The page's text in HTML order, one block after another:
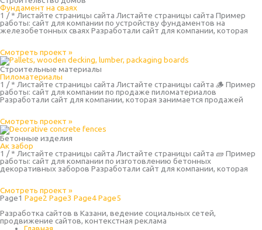
Фундамент на сваях
1 / * Листайте страницы сайта Листайте страницы сайта Пример
работы: сайт для компании по устройству фундаментов на
железобетонных сваях Разработали сайт для компании, которая
Смотреть проект »
Строительные материалы
Пиломатериалы
1 / * Листайте страницы сайта Листайте страницы сайта 🪵 Пример
работы: сайт для компании по продаже пиломатериалов
Разработали сайт для компании, которая занимается продажей
Смотреть проект »
Бетонные изделия
Ак забор
1 / * Листайте страницы сайта Листайте страницы сайта 🧱 Пример
работы: сайт для компании по изготовлению бетонных
декоративных заборов Разработали сайт для компании, которая
Смотреть проект »
Page1 Page2 Page3 Page4Page5
Разработка сайтов в Казани, ведение социальных сетей,
продвижение сайтов, контекстная реклама
Главная